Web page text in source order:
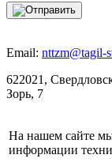
Email: nttzm@tagil-
622021,
Зорь, 7
На нашем сайте
информации